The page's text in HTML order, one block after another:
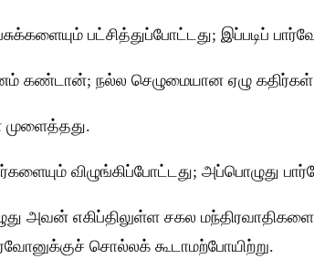
பட்சித்துப்போட்டது; இப்படிப்
கண்டான்; நல்ல செழுமையான ஏழு கதிர்கள்
முளைத்தது.
விழுங்கிப்போட்டது;
எகிப்திலுள்ள சகல
சொல்லக் கூடாமற்போயிற்று.